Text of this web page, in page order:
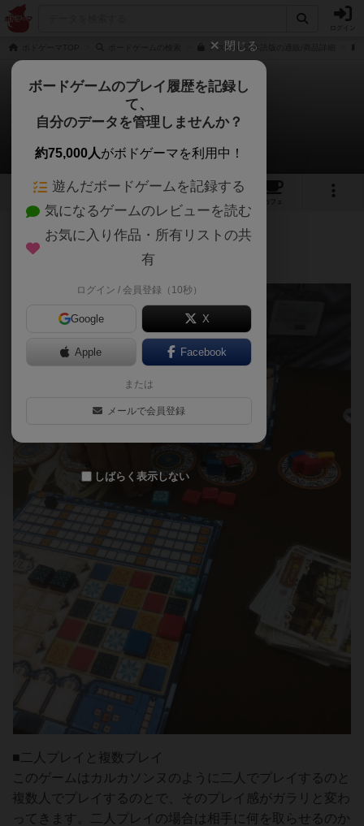
アズール 日本語版の通販/商品詳細
アズール
イズミ（ni_to）さんのレビュー
33 7 93
カフェ
613名 0名 0 8年以上前
■二人プレイと複数プレイ
このゲームはカルカソンヌのように二人でプレイするのと
複数人でプレイするのとで、そのプレイ感がガラリと変わ
ってきます。二人プレイの場合は相手に何を取らせるのか
閉じる
ボードゲームのプレイ履歴を記録し
て、
自分のデータを管理しませんか？
約75,000人がボドゲーマを利用中！
遊んだボードゲームを記録する
気になるゲームのレビューを読む
お気に入り作品・所有リストの共
有
ログイン / 会員登録（10秒）
Google X
Apple Facebook
または
メールで会員登録
しばらく表示しない